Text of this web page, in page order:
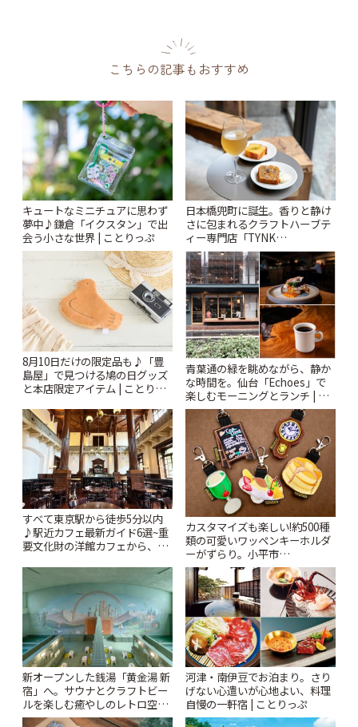
こちらの記事もおすすめ
キュートなミニチュアに思わず
夢中♪鎌倉「イクスタン」で出
会う小さな世界 | ことりっぷ
日本橋兜町に誕生。香りと静け
さに包まれるクラフトハーブテ
ィー専門店「TYNK
Kabutocho」 | ことりっぷ
8月10日だけの限定品も♪「豊
島屋」で見つける鳩の日グッズ
と本店限定アイテム | ことりっ
青葉通の緑を眺めながら、静か
な時間を。仙台「Echoes」で
楽しむモーニングとランチ | こ
とりっぷ
すべて東京駅から徒歩5分以内
♪駅近カフェ最新ガイド6選~重
要文化財の洋館カフェから、改
りっぷ
カスタマイズも楽しい!約500種
類の可愛いワッペンキーホルダ
ーがずらり。小平市
「Kimamaya T&K」 | ことりっ
ぷ
新オープンした銭湯「黄金湯 新
宿」へ。サウナとクラフトビー
ルを楽しむ癒やしのレトロ空間
| ことりっぷ
河津・南伊豆でお泊まり。さり
げない心遣いが心地よい、料理
自慢の一軒宿 | ことりっぷ